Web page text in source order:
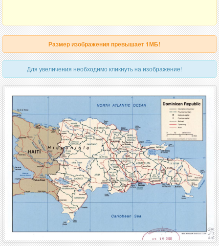
Размер изображения превышает 1МБ!
Для увеличения необходимо кликнуть на изображение!